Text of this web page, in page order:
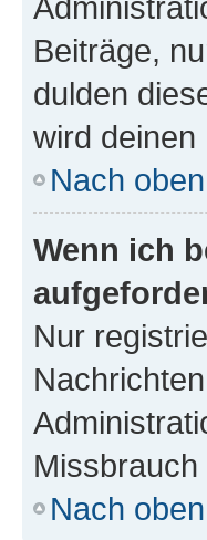
Beiträge,
dulden
wird
Nach oben
Wenn ich
Nur
Nach oben